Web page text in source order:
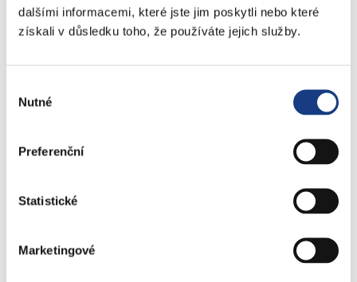
dalšími informacemi, které jste jim poskytli nebo které
získali v důsledku toho, že používáte jejich služby.
souhlasu
Nutné
Preferenční
Statistické
Marketingové
online